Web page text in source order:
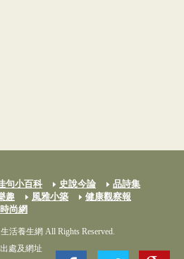
句小百科 史說今論
品詩集
趣 風雅小築
健康觀察報
尚網
活養生網 All Rights Reserved.
處及網址